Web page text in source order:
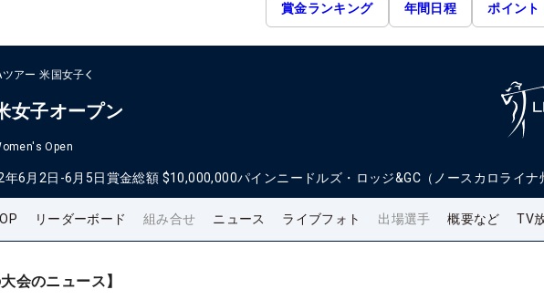
賞金ランキング 年間日程 ポイント
ツアー 米国女子
女子オープン
Open
年6月2日-6月5日賞金総額 $10,000,000パインニードルズ・ロッジ&GC（ノースカロライナ
リーダーボード 組み合せ ニュース ライブフォト 出場選手 概要など TV
大会のニュース】